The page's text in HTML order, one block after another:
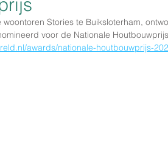
woontoren Stories te Buiksloterham,
voor de Nationale
awards/nationale-houtbouwprijs-